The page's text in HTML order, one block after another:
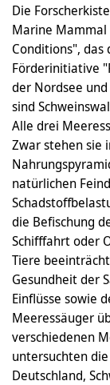
Die
Marine
Conditions",
Förderinitiative
der Nordsee
sind
Alle drei
Zwar stehen sie
natürlichen
die Befischung
Schifffahrt oder
Tiere
Gesundheit der
Einflüsse sowie
Meeressäuger
verschiedenen
untersuchten
Deutschland,